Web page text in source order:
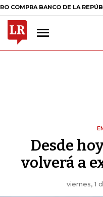
BANCO DE LA REPÚBLICA $
Desde
volverá a
viernes, 1